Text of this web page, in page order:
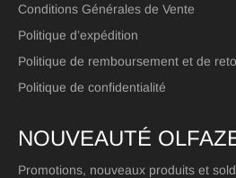
Conditions Générales de Vente
Politique d’expédition
Politique de remboursement et de
Politique de confidentialité
NOUVEAUTÉ
Promotions, nouveaux produits et